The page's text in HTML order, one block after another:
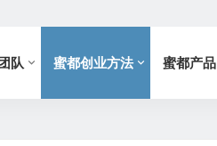
队 蜜都创业方法 蜜都产品